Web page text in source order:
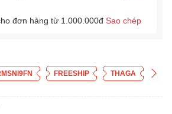
đơn hàng từ 1.000.000đ Sao chép
FREESHIP THAGA